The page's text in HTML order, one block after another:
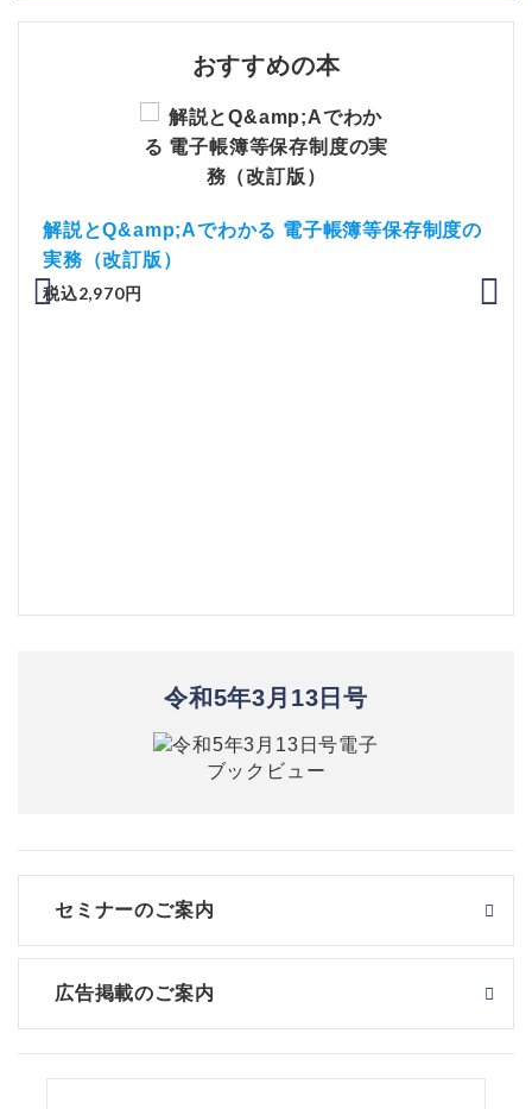
おすすめの本
解説とQ&amp;Aでわかる 電子帳簿等保存制度の
実務（改訂版）
税込2,970円
令和5年3月13日号
セミナーのご案内
広告掲載のご案内